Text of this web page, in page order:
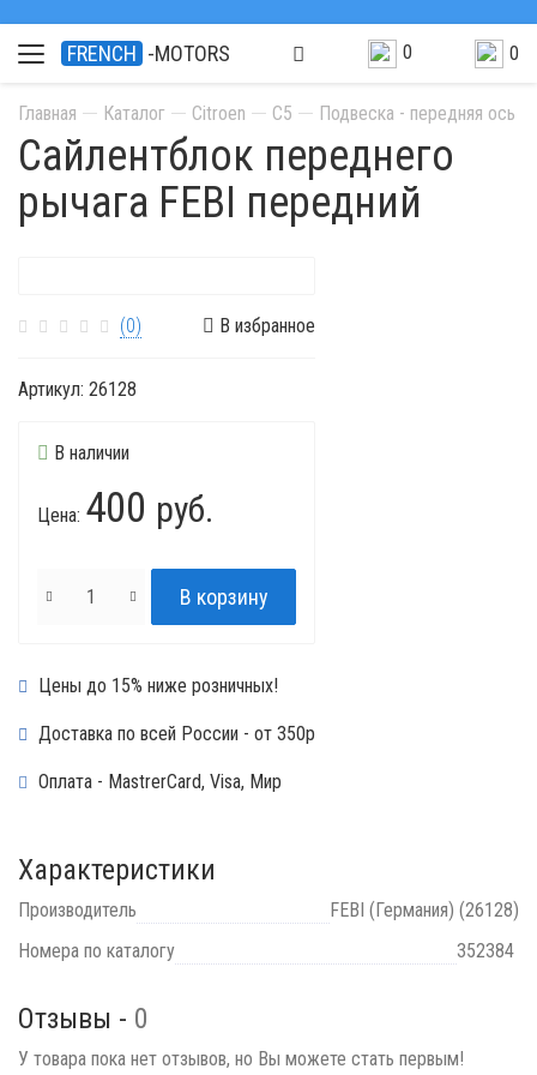
FRENCH -MOTORS 0 0
Главная Каталог Citroen C5 Подвеска - передняя ось
Сайлентблок переднего
рычага FEBI передний
(0) В избранное
Артикул: 26128
В наличии
Цена: 400 руб.
Цены до 15% ниже розничных!
Доставка по всей России - от 350р
Оплата - MastrerCard, Visa, Мир
Характеристики
Производитель
FEBI (Германия) (26128)
Номера по каталогу
352384
Отзывы - 0
У товара пока нет отзывов, но Вы можете стать первым!